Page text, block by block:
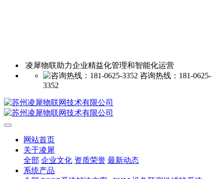
凌犀物联助力企业精益化管理和智能化运营
咨询热线：181-0625-
3352
网站首页
关于凌犀
全部 企业文化 资质荣誉 最新动态
系统产品